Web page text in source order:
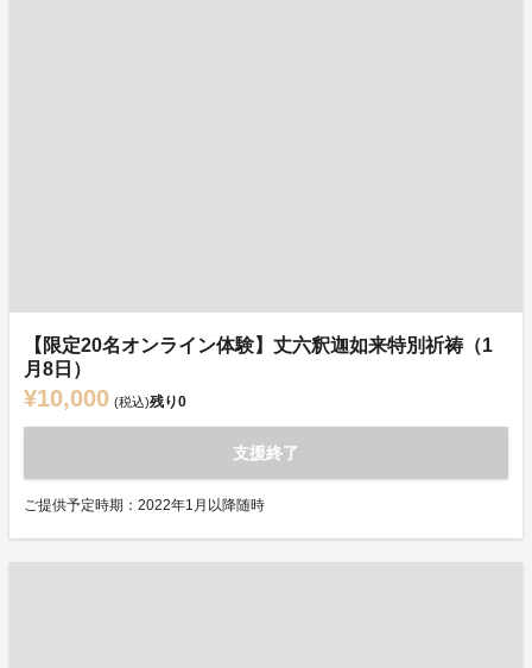
【限定20名オンライン体験】丈六釈迦如来特別祈祷（1
月8日）
¥10,000 (税込)残り0
支援終了
ご提供予定時期：2022年1月以降随時